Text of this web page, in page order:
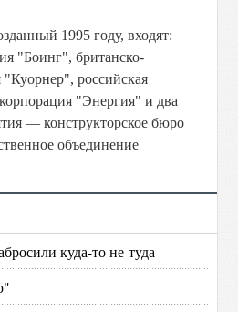
1995 году, входят:
"Боинг", британско-
российская
"Энергия" и два
— конструкторское бюро
объединение
куда-то не туда